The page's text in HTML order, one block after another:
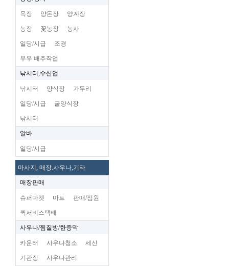
목장 양돈장 양계장
농장 꽃농장 농사
일당/시급 조경
무우 배추작업
낚시터,수산업
낚시터 양식장 가두리
일당/시급 굴양식장
낚시터
알바
일당/시급
마사지, 매장.사우나,기타
매장판매
슈퍼마켓 마트 판매/점원
퀵서비스택배
사우나/찜질방/한증막
카운터 사우나청소 세신
기관장 사우나관리